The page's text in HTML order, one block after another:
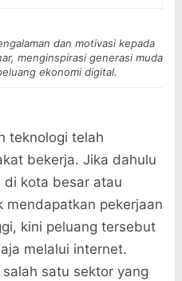
dan motivasi kepada
menginspirasi generasi muda
ekonomi digital.
teknologi telah
bekerja. Jika dahulu
di kota besar atau
mendapatkan pekerjaan
kini peluang tersebut
melalui internet.
satu sektor yang